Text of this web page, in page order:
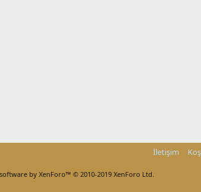
İletişim
by XenForo™ © 2010-2019 XenForo Ltd.